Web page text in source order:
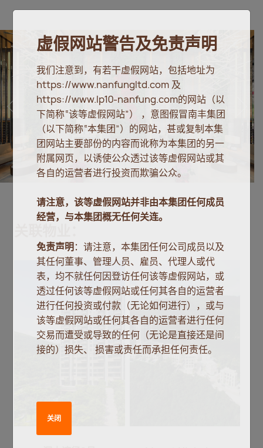
虚假网站警告及免责声明
我们注意到，有若干虚假网站，包括地址为
https://www.nanfungltd.com 及
https://www.lp10-nanfung.com的网站（以
下简称“该等虚假网站”） ，意图假冒南丰集团
（以下简称“本集团”）的网站，甚或复制本集
团网站主要部份的内容而讹称为本集团的另一
附属网页，以诱使公众透过该等虚假网站或其
各自的运营者进行投资而欺骗公众。
请注意，该等虚假网站并非由本集团任何成员
经营，与本集团概无任何关连。
免责声明：请注意，本集团任何公司成员以及
其任何董事、管理人员、雇员、代理人或代
表，均不就任何因登访任何该等虚假网站，或
透过任何该等虚假网站或任何其各自的运营者
进行任何投资或付款（无论如何进行），或与
该等虚假网站或任何其各自的运营者进行任何
交易而遭受或导致的任何（无论是直接还是间
接的）损失、 损害或责任而承担任何责任。
关闭